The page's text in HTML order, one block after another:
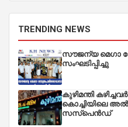
TRENDING NEWS
സൗജന്യ മെഗാ
സംഘടിപ്പിച്ചു
കുഴിമന്തി
കൊച്ചിയിലെ അൽ
സസ്പെൻഡ്